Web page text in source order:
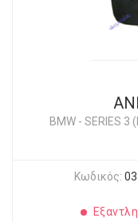
BMW - SERIES 3
Κωδικός: